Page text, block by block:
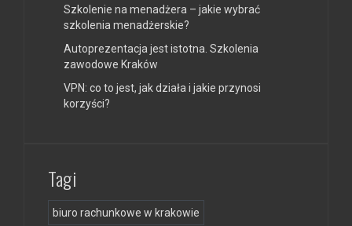
Szkolenie na menadżera – jakie wybrać
szkolenia menadżerskie?
Autoprezentacja jest istotna. Szkolenia
zawodowe Kraków
VPN: co to jest, jak działa i jakie przynosi
korzyści?
Tagi
biuro rachunkowe w krakowie